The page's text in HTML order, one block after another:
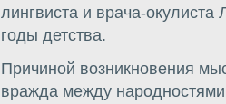
лингвиста и врача-
годы детства.
Причиной возникновения
вражда между